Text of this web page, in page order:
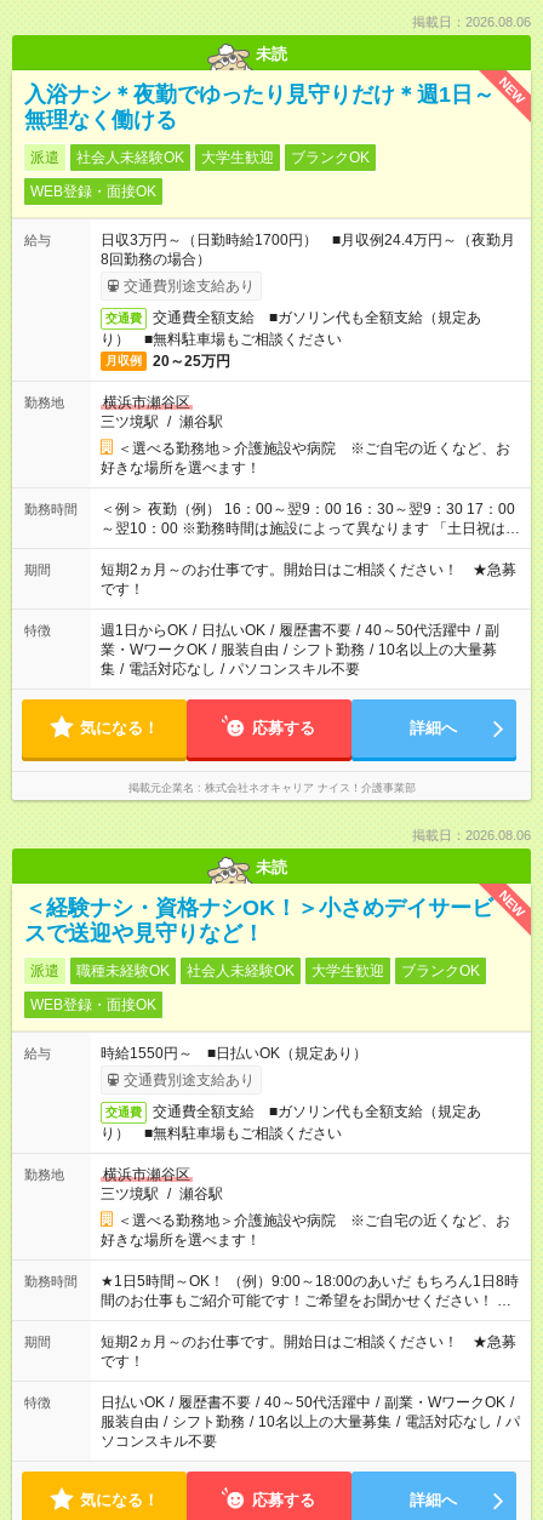
掲載日：2026.08.06
未読
NEW
入浴ナシ＊夜勤でゆったり見守りだけ＊週1日～
無理なく働ける
派遣 社会人未経験OK 大学生歓迎
ブランクOK
WEB登録・面接OK
給与
日収3万円～（日勤時給1700円） ■月収例24.4万円～（夜勤月
8回勤務の場合）
交通費別途支給あり
交通費
交通費全額支給 ■ガソリン代も全額支給（規定あ
り） ■無料駐車場もご相談ください
月収例 20～25万円
勤務地
横浜市瀬谷区
三ツ境駅 / 瀬谷駅
＜選べる勤務地＞介護施設や病院 ※ご自宅の近くなど、お
好きな場所を選べます！
勤務時間
＜例＞ 夜勤（例） 16：00～翌9：00 16：30～翌9：30 17：00
～翌10：00 ※勤務時間は施設によって異なります 「土日祝は休
みたい」 「しっかり稼ぎたい」 「もう少し遅い時間から始めた
い」など ご希望にあったお仕事をご案内いたします。 ※未経験
の方の場合は1～2ヶ月間は日中での仕事を経験いただき、 お
仕事に慣れてからの夜勤になります。 ★家庭の都合でお休みが
必要な場合も遠慮なくご相談ください。
期間
短期2ヵ月～のお仕事です。開始日はご相談ください！ ★急募
です！
特徴 週1日からOK / 日払いOK / 履歴書不要 / 40～50代活躍中 / 副
業・WワークOK / 服装自由 / シフト勤務 / 10名以上の大量募
集 / 電話対応なし / パソコンスキル不要
気になる！ 応募する 詳細へ
掲載元企業名 株式会社ネオキャリア ナイス！介護事業部
掲載日：2026.08.06
未読
NEW
＜経験ナシ・資格ナシOK！＞小さめデイサービ
スで送迎や見守りなど！
派遣 職種未経験OK 社会人未経験OK 大学生歓迎
ブランクOK
WEB登録・面接OK
給与
時給1550円～ ■日払いOK（規定あり）
交通費別途支給あり
交通費
交通費全額支給 ■ガソリン代も全額支給（規定あ
り） ■無料駐車場もご相談ください
勤務地
横浜市瀬谷区
三ツ境駅 / 瀬谷駅
＜選べる勤務地＞介護施設や病院 ※ご自宅の近くなど、お
好きな場所を選べます！
勤務時間
★1日5時間～OK！ （例）9:00～18:00のあいだ もちろん1日8時
間のお仕事もご紹介可能です！ご希望をお聞かせください！ ★
家庭の都合でお休みが必要な場合も遠慮なくご相談ください。
※週最低15時間以上の勤務が必要です
期間
短期2ヵ月～のお仕事です。開始日はご相談ください！ ★急募
です！
特徴 日払いOK / 履歴書不要 / 40～50代活躍中 / 副業・WワークOK /
服装自由 / シフト勤務 / 10名以上の大量募集 / 電話対応なし / パ
ソコンスキル不要
気になる！ 応募する 詳細へ